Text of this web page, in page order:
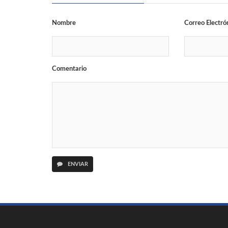
Nombre Correo
Comentario
ENVIAR